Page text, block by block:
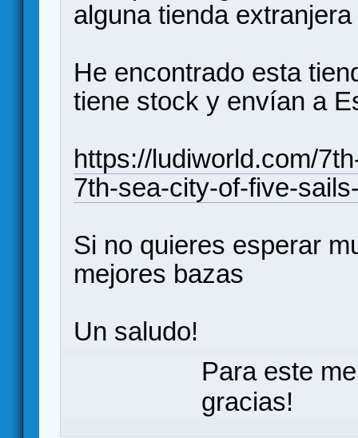
alguna tienda
He encontrado esta
tiene stock y envían a
https://ludiworld.com/
7th-sea-city-of-five-
Si no quieres esperar
mejores bazas
Un saludo!
Para este
gracias!